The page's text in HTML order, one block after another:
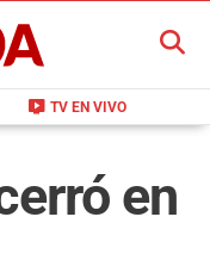
live_tv TV EN VIVO
BUSCAR
en